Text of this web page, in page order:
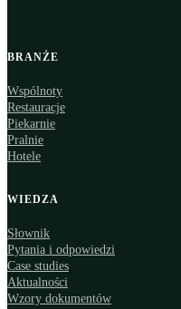
BRANŻE
Wspólnoty
Restauracje
Piekarnie
Pralnie
Hotele
WIEDZA
Słownik
Pytania i odpowiedzi
Case studies
Aktualności
Wzory dokumentów